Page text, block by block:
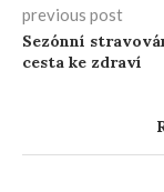
previous post
Sezónní
cesta ke zdraví